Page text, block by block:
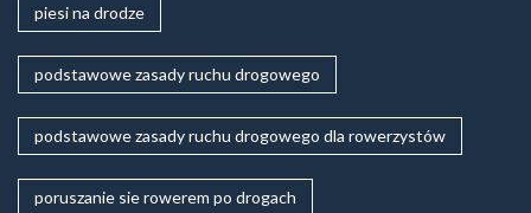
piesi na drodze
podstawowe zasady ruchu drogowego
podstawowe zasady ruchu drogowego dla rowerzystów
poruszanie sie rowerem po drogach